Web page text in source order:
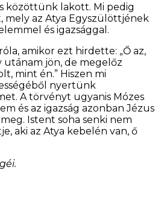
közöttünk lakott. Mi pedig
mely az Atya Egyszülöttjének
és igazsággal.
amikor ezt hirdette: „Ő az,
jön, de megelőz
mint én.” Hiszen mi
nyertünk
A törvényt ugyanis Mózes
és az igazság azonban Jézus
Istent soha senki nem
aki az Atya kebelén van, ő